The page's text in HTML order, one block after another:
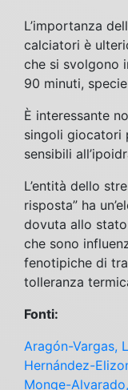
L’importanza
calciatori è
che si svolgono
90 minuti,
È interessante
singoli giocatori
sensibili
L’entità dello
risposta” ha
dovuta allo
che sono
fenotipiche di
tolleranza
Fonti:
Aragón-Vargas,
Hernández-
Monge-